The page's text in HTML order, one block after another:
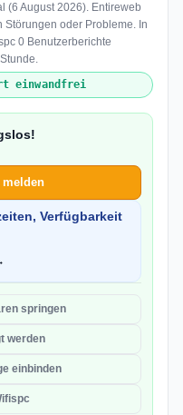
(6 August 2026). Entireweb
oder Probleme. In
0 Benutzerberichte
einwandfrei
Verfügbarkeit
springen
werden
einbinden